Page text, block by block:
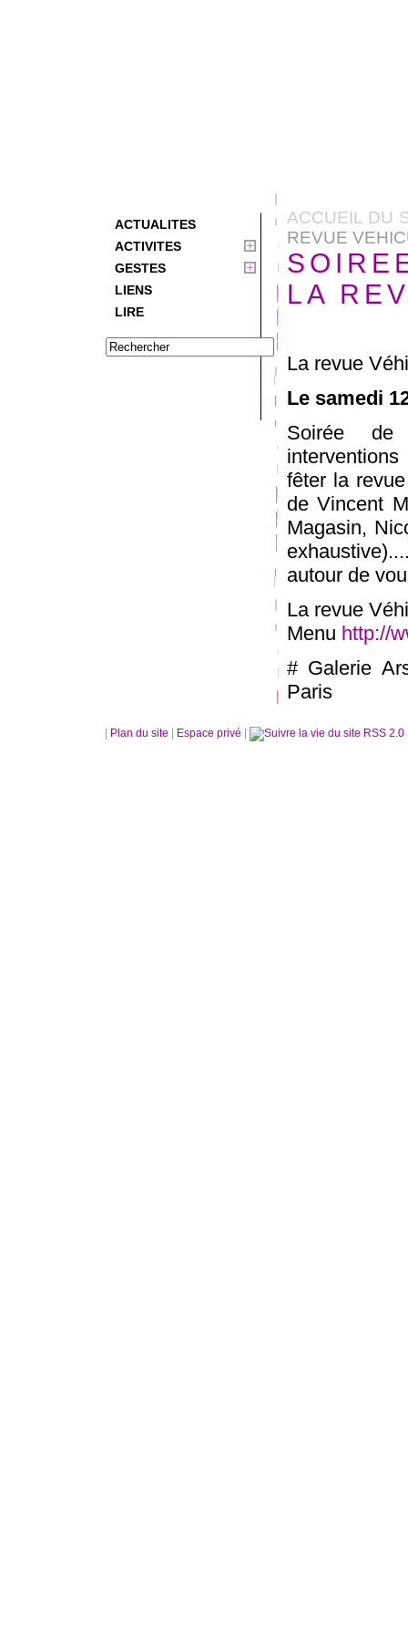
ACTUALITES
ACTIVITES
GESTES
LIENS
LIRE
ACCUEIL DU
REVUE
LA
La revue
Le samedi
Soirée de
fêter la
de Vincent
Magasin,
autour de
La revue
Menu http://
# Galerie
Paris
Plan du site Espace privé RSS 2.0